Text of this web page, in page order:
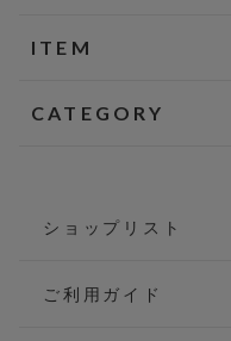
ITEM
CATEGORY
ショップリスト
ご利用ガイド